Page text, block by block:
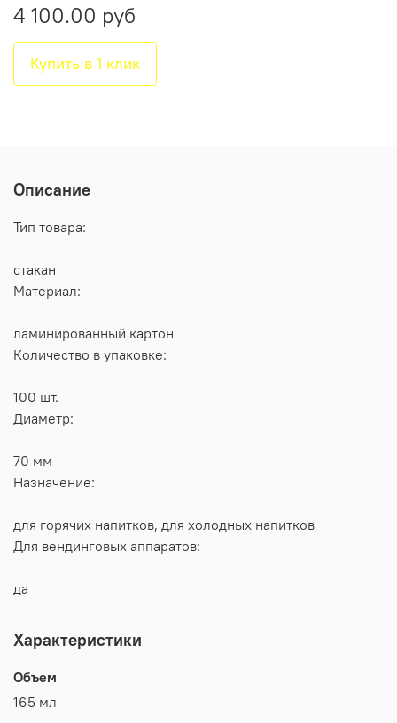
4 100.00 руб
Купить в 1 клик
Описание
Тип товара:
стакан
Материал:
ламинированный картон
Количество в упаковке:
100 шт.
Диаметр:
70 мм
Назначение:
для горячих напитков, для холодных напитков
Для вендинговых аппаратов:
да
Характеристики
Объем
165 мл